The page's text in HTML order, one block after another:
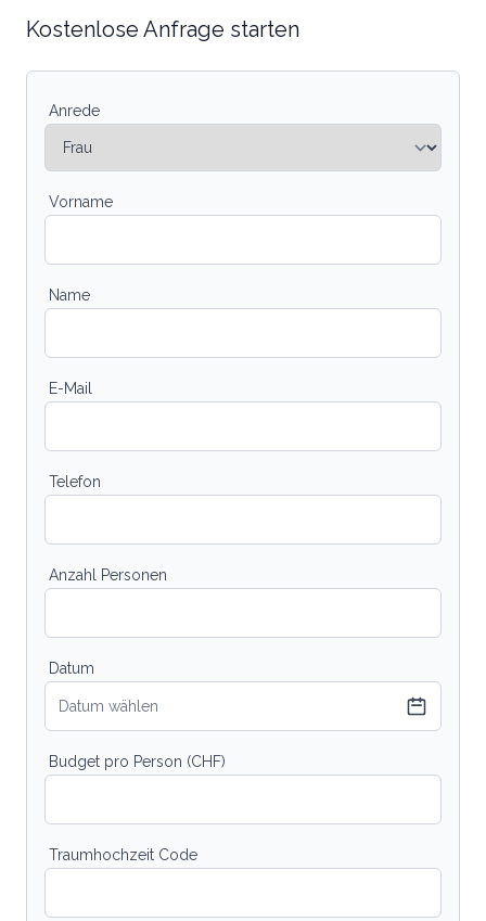
Kostenlose Anfrage starten
Anrede
Vorname
Name
E-Mail
Telefon
Anzahl Personen
Datum
Datum wählen
Budget pro Person (CHF)
Traumhochzeit Code